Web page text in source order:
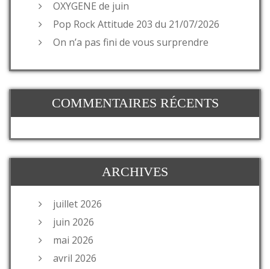
OXYGENE de juin
Pop Rock Attitude 203 du 21/07/2026
On n’a pas fini de vous surprendre
COMMENTAIRES RÉCENTS
ARCHIVES
juillet 2026
juin 2026
mai 2026
avril 2026